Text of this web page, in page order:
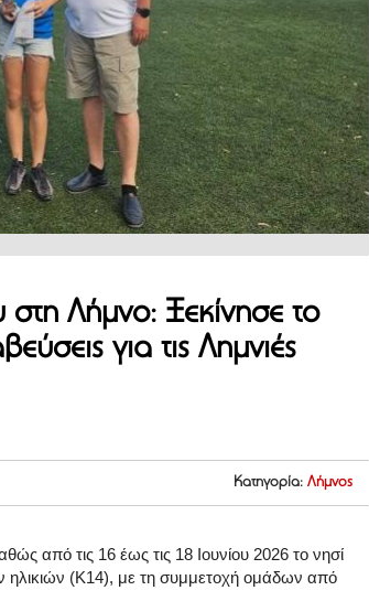
Λήμνο: Ξεκίνησε το
για τις Λημνιές
Κατηγορία: Λήμνος
από τις 16 έως τις 18 Ιουνίου 2026 το νησί
ηλικιών (Κ14), με τη συμμετοχή ομάδων από